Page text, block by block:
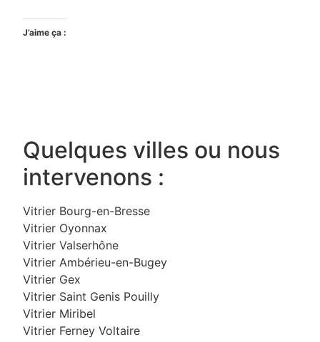
J’aime ça :
Quelques villes ou nous
intervenons :
Vitrier Bourg-en-Bresse
Vitrier Oyonnax
Vitrier Valserhône
Vitrier Ambérieu-en-Bugey
Vitrier Gex
Vitrier Saint Genis Pouilly
Vitrier Miribel
Vitrier Ferney Voltaire